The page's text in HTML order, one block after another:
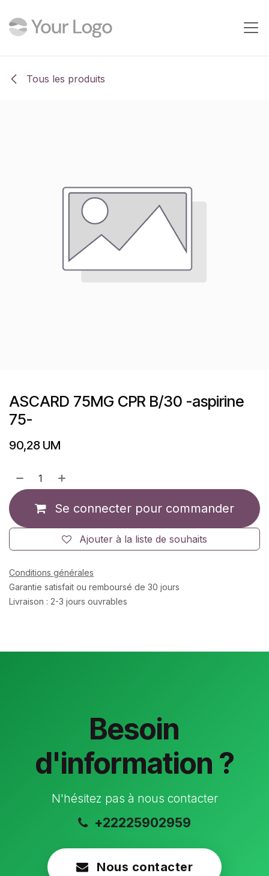
Tous les produits
ASCARD 75MG CPR B/30 -aspirine
75-
90,28 UM
Se connecter pour commander
Ajouter à la liste de souhaits
Conditions générales
Garantie satisfait ou remboursé de 30 jours
Livraison : 2-3 jours ouvrables
Besoin
d'information ?
N'hésitez pas à nous contacter
+22225902959
Nous contacter